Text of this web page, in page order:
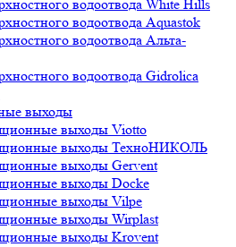
водоотвода White Hills
водоотвода Aquastok
водоотвода Альта-
водоотвода Gidrolica
выходы
выходы Viotto
выходы ТехноНИКОЛЬ
выходы Gervent
выходы Docke
выходы Vilpe
выходы Wirplast
выходы Krovent